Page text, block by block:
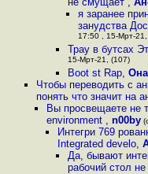
я заранее
занудства
17:50 , 15-Мрт-
Трау в бутсах
15-Мрт-21, (107)
Boot st Rap,
Чтобы переводить с
понять что значит на
Вы просвещаете не
environment ,n00by
Интегри 769
Integrated develo,
Да, бывают
рабочий стол